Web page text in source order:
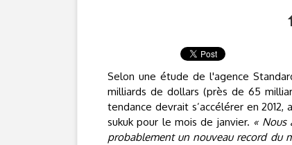
Selon une étude de l'agence
milliards de dollars (près de 65
tendance devrait s’accélérer en
sukuk pour le mois de janvier. « Nous
probablement un nouveau record du